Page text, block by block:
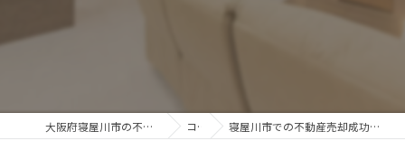
大阪府寝屋川市の不動産売却なら株式会社愛和建設 コラム 寝屋川市での不動産売却成功の秘訣：大阪府で高価格を狙うための戦略